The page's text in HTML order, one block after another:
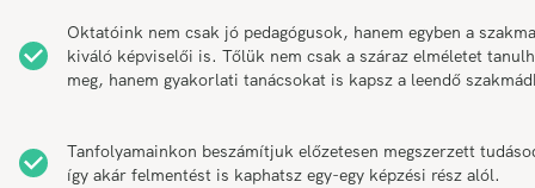
Oktatóink nem csak jó pedagógusok, hanem egyben a szakma
kiváló képviselői is. Tőlük nem csak a száraz elméletet
meg, hanem gyakorlati tanácsokat is kapsz a leendő
Tanfolyamainkon beszámítjuk előzetesen megszerzett
így akár felmentést is kaphatsz egy-egy képzési rész alól.